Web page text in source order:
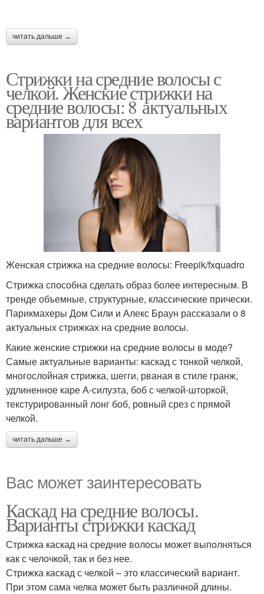
читать дальше →
Стрижки на средние волосы с
челкой. Женские стрижки на
средние волосы: 8 актуальных
вариантов для всех
Женская стрижка на средние волосы: Freepik/fxquadro
Стрижка способна сделать образ более интересным. В
тренде объемные, структурные, классические прически.
Парикмахеры Дом Сили и Алекс Браун рассказали о 8
актуальных стрижках на средние волосы.
Какие женские стрижки на средние волосы в моде?
Самые актуальные варианты: каскад с тонкой челкой,
многослойная стрижка, шегги, рваная в стиле гранж,
удлиненное каре А-силуэта, боб с челкой-шторкой,
текстурированный лонг боб, ровный срез с прямой
челкой.
читать дальше →
Вас может заинтересовать
Каскад на средние волосы.
Варианты стрижки каскад
Стрижка каскад на средние волосы может выполняться
как с челочкой, так и без нее.
Стрижка каскад с челкой – это классический вариант.
При этом сама челка может быть различной длины.